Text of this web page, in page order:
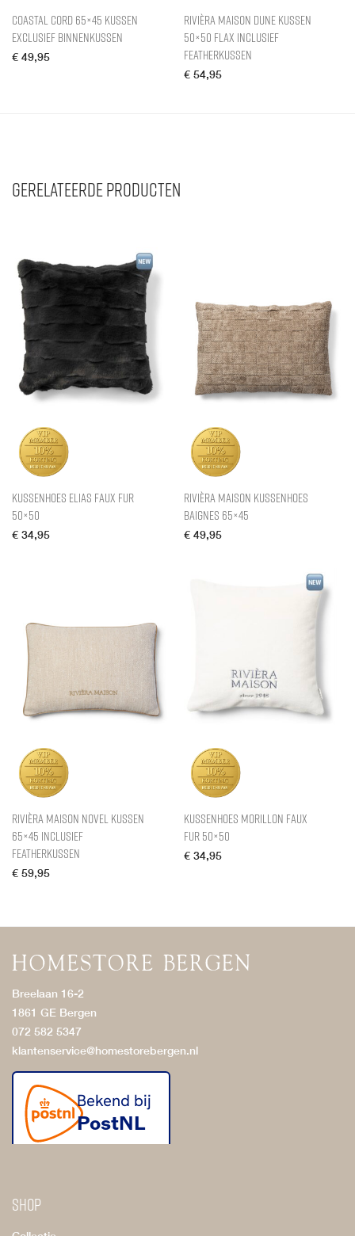
Coastal Cord 65×45 Kussen
exclusief binnenkussen
€ 49,95
Rivièra Maison Dune Kussen
50×50 Flax inclusief
Featherkussen
€ 54,95
Gerelateerde producten
Kussenhoes Elias Faux Fur
50×50
€ 34,95
Rivièra Maison Kussenhoes
Baignes 65×45
€ 49,95
Rivièra Maison Novel Kussen
65×45 inclusief
Featherkussen
€ 59,95
Kussenhoes Morillon Faux
Fur 50×50
€ 34,95
Breelaan 16-2
1861 GE Bergen
072 582 5347
klantenservice@homestorebergen.nl
Shop